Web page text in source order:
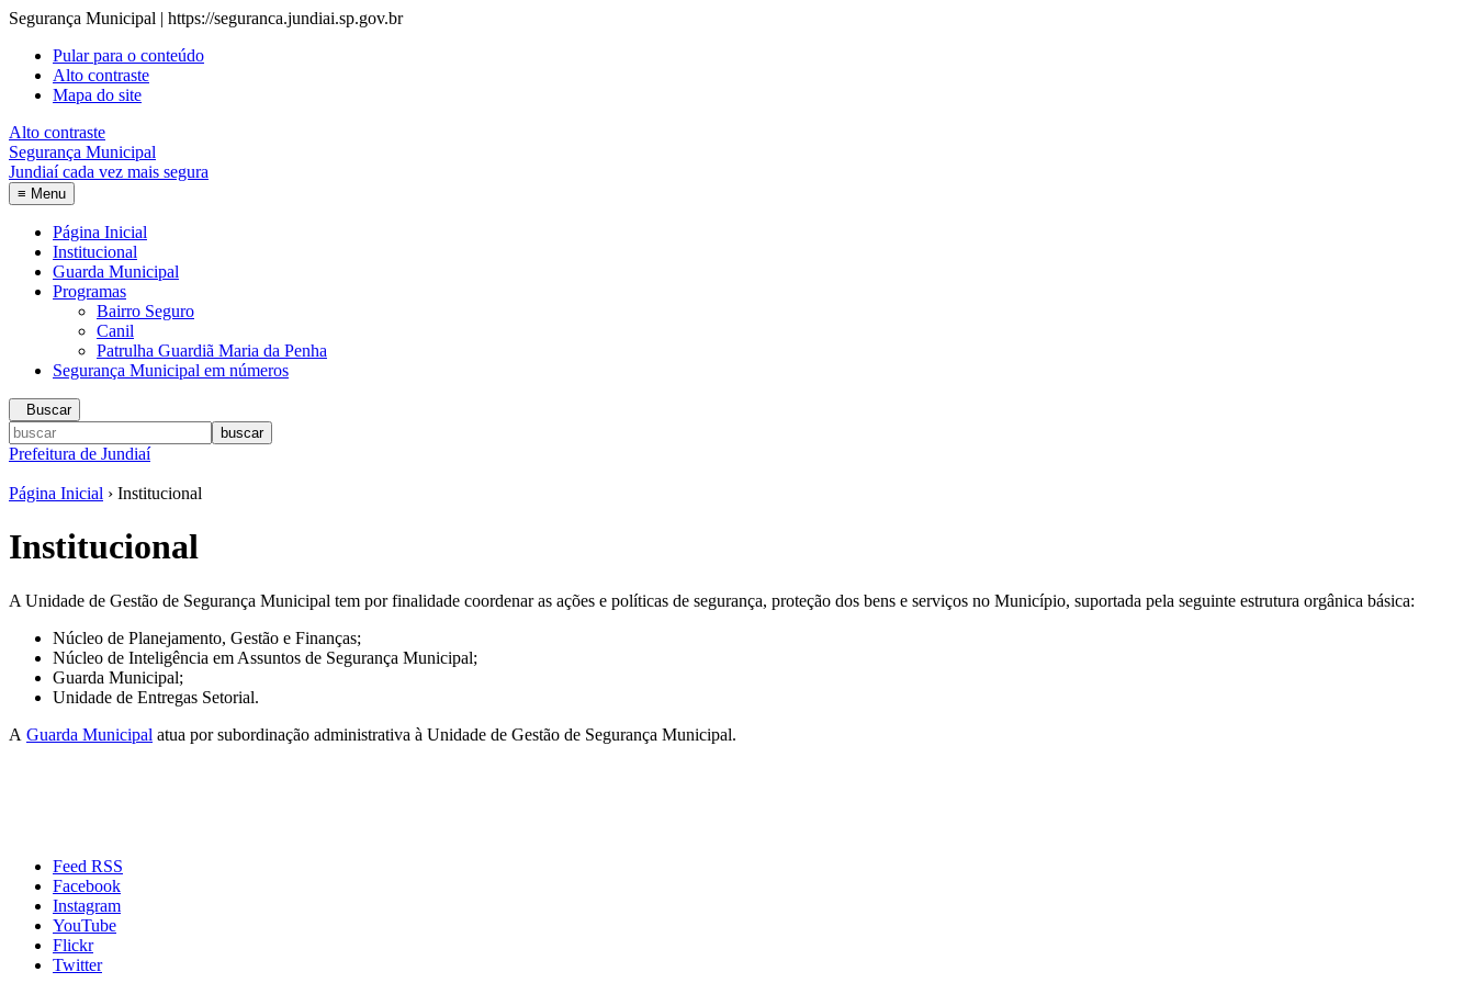
Segurança Municipal | https://seguranca.jundiai.sp.gov.br
Pular para o conteúdo
Alto contraste
Mapa do site
Alto contraste
Segurança Municipal
Jundiaí cada vez mais segura
≡ Menu
Página Inicial
Institucional
Guarda Municipal
Programas
Bairro Seguro
Canil
Patrulha Guardiã Maria da Penha
Segurança Municipal em números
Buscar
Prefeitura de Jundiaí
Página Inicial › Institucional
Institucional
A Unidade de Gestão de Segurança Municipal tem por finalidade coordenar as ações e políticas de segurança, proteção dos bens e serviços no Município, suportada pela seguinte estrutura orgânica básica:
Núcleo de Planejamento, Gestão e Finanças;
Núcleo de Inteligência em Assuntos de Segurança Municipal;
Guarda Municipal;
Unidade de Entregas Setorial.
A Guarda Municipal atua por subordinação administrativa à Unidade de Gestão de Segurança Municipal.
Feed RSS
Facebook
Instagram
YouTube
Flickr
Twitter